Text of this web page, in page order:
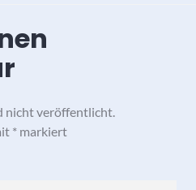
nicht veröffentlicht.
* markiert